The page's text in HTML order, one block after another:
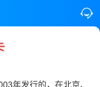
年发行的，在北京、